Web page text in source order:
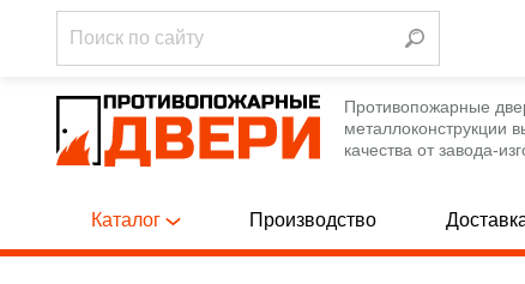
Противопожарные
металлоконструкции
качества от завода-
Каталог Производство